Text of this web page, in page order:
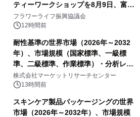
ティーワークショップを8月9日、富
山・射水で開催
フラワーライフ振興協議会
12時間前
耐性基準の世界市場（2026年～2032
年）、市場規模（国家標準、一級標
準、二級標準、作業標準）・分析レポ
ートを発表
株式会社マーケットリサーチセンター
13時間前
スキンケア製品パッケージングの世界
市場（2026年～2032年）、市場規模